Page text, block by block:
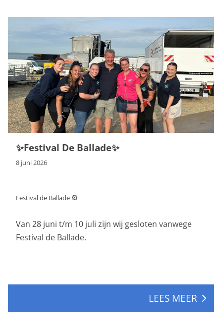
✨Festival De Ballade✨
8 juni 2026
Festival de Ballade 🎡
Van 28 juni t/m 10 juli zijn wij gesloten vanwege
Festival de Ballade.
LEES MEER